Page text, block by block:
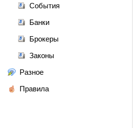
События
Банки
Брокеры
Законы
Разное
Правила